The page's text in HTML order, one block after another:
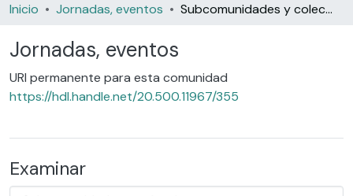
Inicio Jornadas, eventos Subcomunidades y colecciones
Jornadas, eventos
URI permanente para esta comunidad
https://hdl.handle.net/20.500.11967/355
Examinar